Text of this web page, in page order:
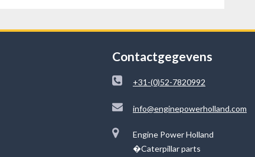
Contactgegevens
+31-(0)52-7820992
info@enginepowerholland.com
Engine Power Holland
�Caterpillar parts